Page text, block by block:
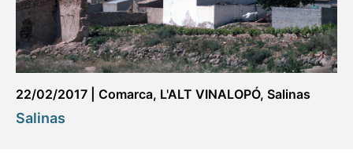
22/02/2017 Comarca, L'ALT VINALOPÓ, Salinas
Salinas